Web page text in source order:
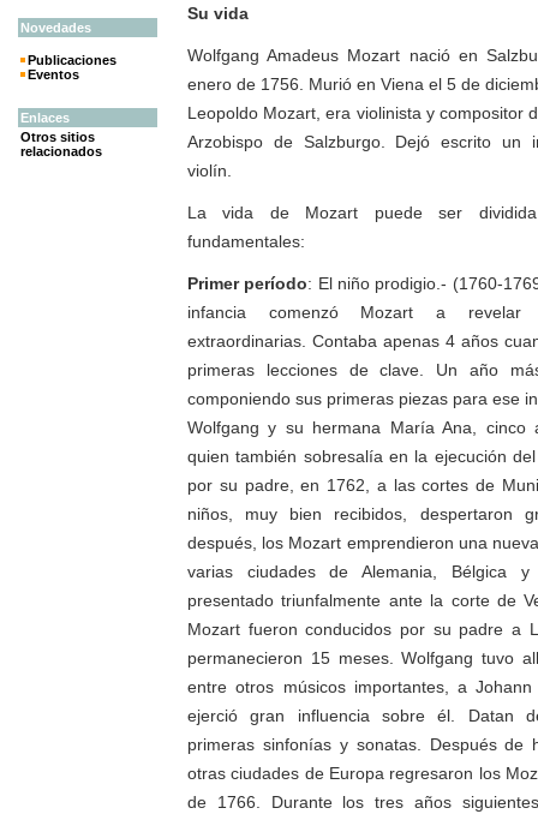
Novedades
Publicaciones
Eventos
Enlaces
Otros sitios
relacionados
Su vida
Wolfgang Amadeus Mozart nació en
enero de 1756. Murió en Viena el 5 de
Leopoldo Mozart, era violinista y compositor
Arzobispo de Salzburgo. Dejó escrito un
violín.
La vida de Mozart puede ser
fundamentales:
Primer período: El niño prodigio.- (1760-
infancia comenzó Mozart a revelar
extraordinarias. Contaba apenas 4 años
primeras lecciones de clave. Un año
componiendo sus primeras piezas para ese
Wolfgang y su hermana María Ana,
quien también sobresalía en la ejecución
por su padre, en 1762, a las cortes de
niños, muy bien recibidos, despertaron
después, los Mozart emprendieron una
varias ciudades de Alemania, Bélgica y
presentado triunfalmente ante la corte de
Mozart fueron conducidos por su padre a
permanecieron 15 meses. Wolfgang tuvo
entre otros músicos importantes, a
ejerció gran influencia sobre él. Datan
primeras sinfonías y sonatas. Después de
otras ciudades de Europa regresaron los
de 1766. Durante los tres años